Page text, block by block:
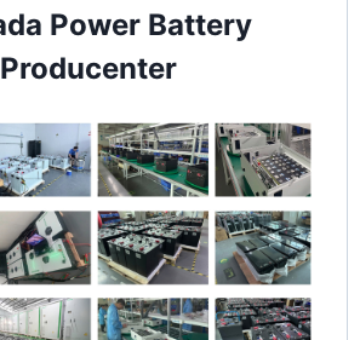
Power Battery
Producenter